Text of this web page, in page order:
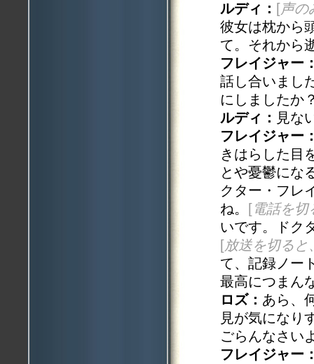
ルディ： [声の
彼女は枕から
て。それから
フレイジャー
話し合いまし
にしましたか
ルディ： 見な
フレイジャー
きはらした目
とや憂鬱にな
クター・フレ
ね。
[電話を切
いです。ドク
[放送を切る
て、記録ノー
最高につまん
ロズ： あら、
見が気になり
ごらんなさい
フレイジャー